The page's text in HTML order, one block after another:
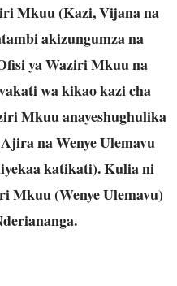
Mkuu (Kazi, Vijana na
akizungumza na
ya Waziri Mkuu na
wa kikao kazi cha
Mkuu anayeshughulika
na Wenye Ulemavu
katikati). Kulia ni
Mkuu (Wenye Ulemavu)